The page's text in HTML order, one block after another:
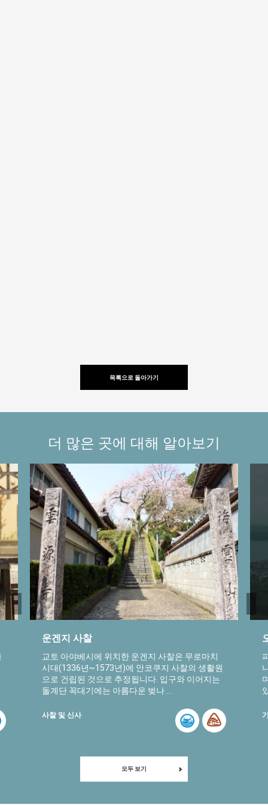
목록으로 돌아가기
더 많은 곳에 대해 알아보기
운겐지 사찰
교토 아야베시에 위치한 운겐지 사찰은 무로마치
시대(1336년~1573년)에 안코쿠지 사찰의 생활원
으로 건립된 것으로 추정됩니다. 입구와 이어지는
돌계단 꼭대기에는 아름다운 벚나 ...
사찰 및 신사
모두 보기